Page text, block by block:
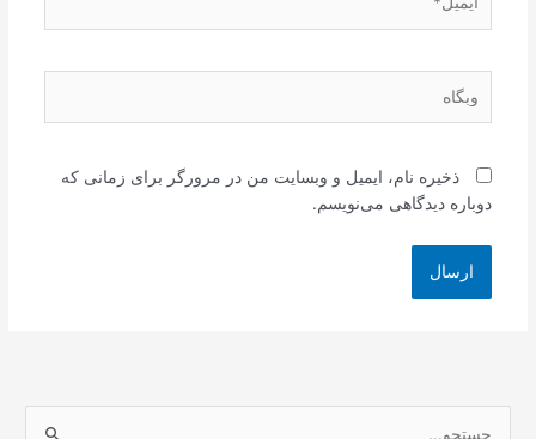
ذخیره نام، ایمیل و وبسایت من در مرورگر برای زمانی که
دوباره دیدگاهی می‌نویسم.